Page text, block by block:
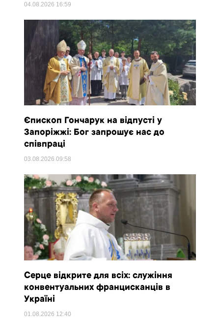
04.08.2026 16:59
Єпископ Гончарук на відпусті у
Запоріжжі: Бог запрошує нас до
співпраці
03.08.202609:58
Серце відкрите для всіх: служіння
конвентуальних францисканців в
Україні
01.08.2026 12:40